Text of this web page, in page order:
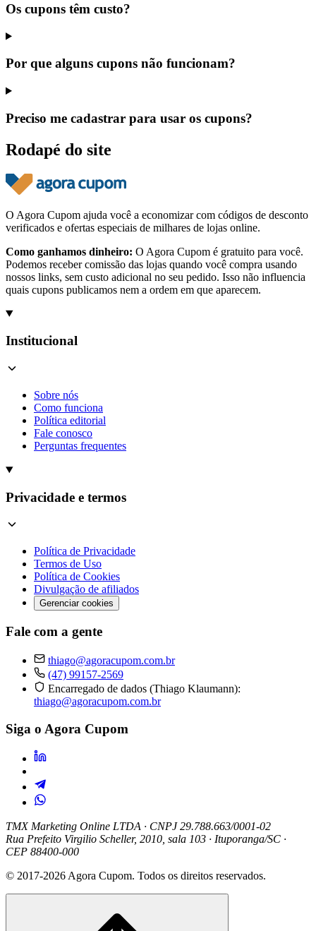
Os cupons têm custo?
Por que alguns cupons não funcionam?
Preciso me cadastrar para usar os cupons?
Rodapé do site
O Agora Cupom ajuda você a economizar com códigos de desconto
verificados e ofertas especiais de milhares de lojas online.
Como ganhamos dinheiro: O Agora Cupom é gratuito para você.
Podemos receber comissão das lojas quando você compra usando
nossos links, sem custo adicional no seu pedido. Isso não influencia
quais cupons publicamos nem a ordem em que aparecem.
Institucional
Sobre nós
Como funciona
Política editorial
Fale conosco
Perguntas frequentes
Privacidade e termos
Política de Privacidade
Termos de Uso
Política de Cookies
Divulgação de afiliados
Gerenciar cookies
Fale com a gente
thiago@agoracupom.com.br
(47) 99157-2569
Encarregado de dados (Thiago Klaumann):
thiago@agoracupom.com.br
Siga o Agora Cupom
TMX Marketing Online LTDA · CNPJ 29.788.663/0001-02
Rua Prefeito Virgilio Scheller, 2010, sala 103 · Ituporanga/SC ·
CEP 88400-000
© 2017-2026 Agora Cupom. Todos os direitos reservados.